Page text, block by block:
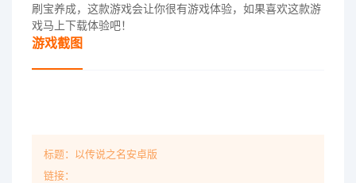
刷宝养成，这款游戏会让你很有游戏体验，如果喜欢这款游
戏马上下载体验吧！
游戏截图
标题：以传说之名安卓版
链接：